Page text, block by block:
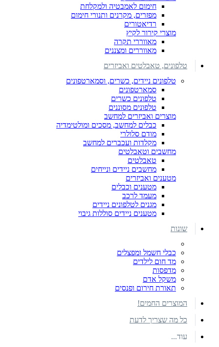
חימום לאמבטיה ולמקלחת
מפזרים, מקרנים ותנורי חימום
רדיאטורים
מוצרי קירור לקיץ
מאווררי תקרה
מאווררים ומצננים
טלפונים, טאבלטים ואביזרים
טלפונים ניידים, כשרים, וסמארטפונים
סמארטפונים
טלפונים כשרים
טלפונים מסוננים
מוצרים ואביזרים למחשב
כבלים למחשב, מסכים ומולטימדיה
מודם סלולרי
מקלדות ועכברים למחשב
מחשבים וטאבלטים
טאבלטים
מחשבים ניידים ונייחים
מטענים ואביזרים
מטענים וכבלים
מעמד לרכב
מגנים לטלפונים ניידים
מטענים ניידים סוללות גיבוי
שונות
כבלי חשמל ומפצלים
מד חום לילדים
מדפסות
משקל אדם
תאורת חירום ופנסים
המוצרים החמים!
כל מה שצריך לדעת
עוד...